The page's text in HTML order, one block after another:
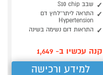
שבב S10 chip
התראה ליתר־לחץ דם
Hypertension
התראות דום נשימה בשינה
קנה עכשיו ב- 1,649
למידע ורכישה